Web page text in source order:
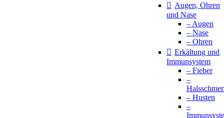
Augen, Ohren
und Nase
– Augen
– Nase
– Ohren
Erkältung und
Immunsystem
– Fieber
–
– Husten
–